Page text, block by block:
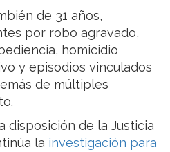
de 31 años,
por robo agravado,
homicidio
y episodios vinculados
de múltiples
disposición de la Justicia
la investigación para